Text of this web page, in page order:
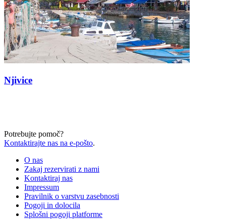
Njivice
Potrebujte pomoč?
Kontaktirajte nas na e-pošto.
O nas
Zakaj rezervirati z nami
Kontaktiraj nas
Impressum
Pravilnik o varstvu zasebnosti
Pogoji in dolocila
Splošni pogoji platforme